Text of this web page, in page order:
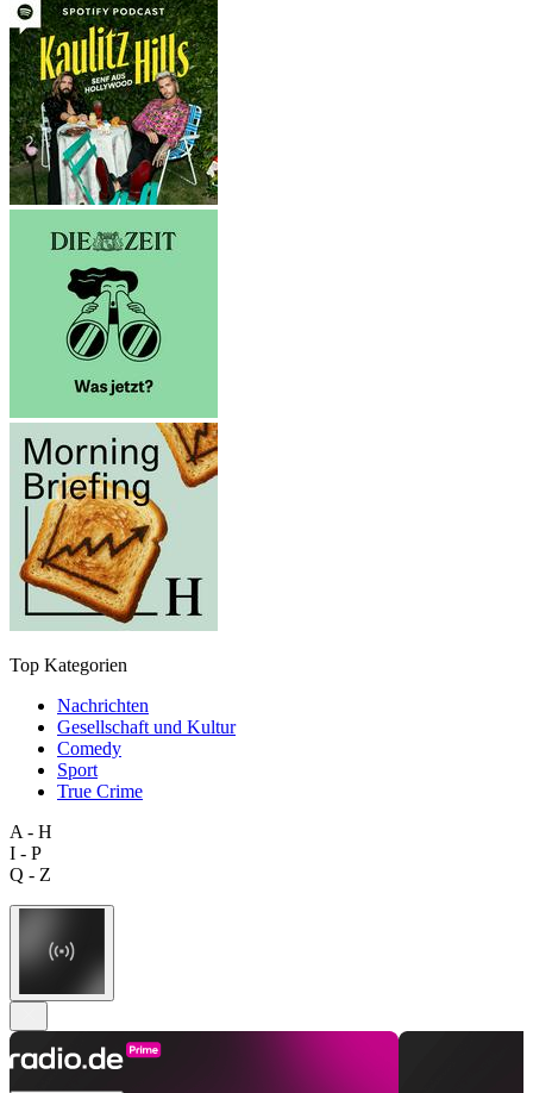
Top Kategorien
Nachrichten
Gesellschaft und Kultur
Comedy
Sport
True Crime
A - H
I - P
Q - Z